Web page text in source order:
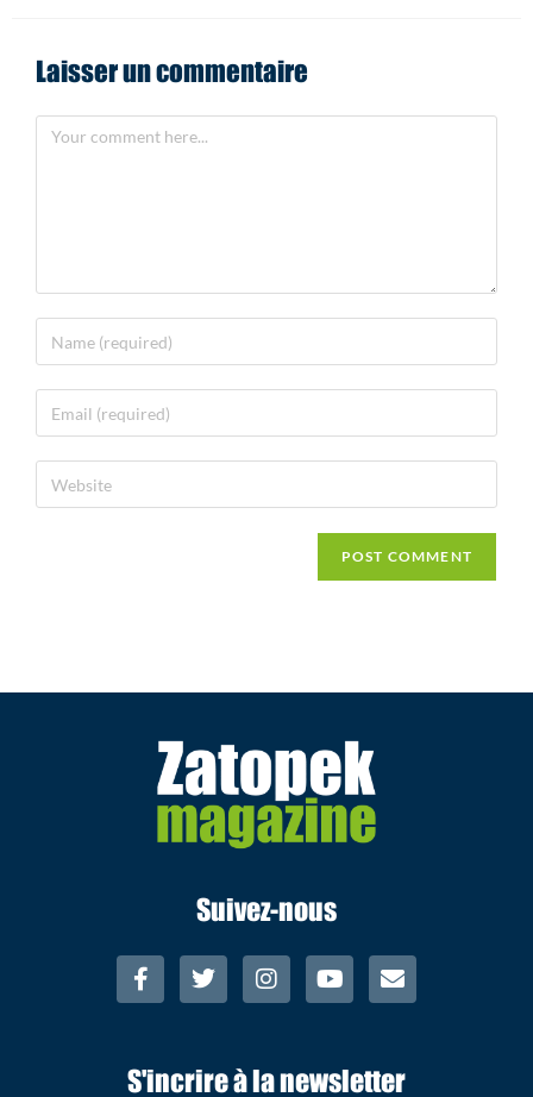
Laisser un commentaire
Suivez-nous
S'incrire à la newsletter